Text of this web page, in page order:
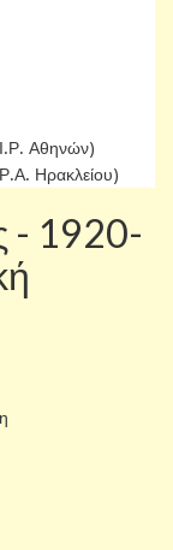
Αθηνών)
Ηρακλείου)
- 1920-